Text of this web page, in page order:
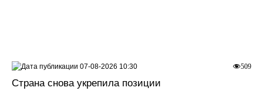
Страна снова укрепила позиции
509
07-08-2026 10:30